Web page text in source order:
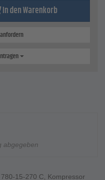
In den Warenkorb
abgegeben
15-270 C, Kompressor